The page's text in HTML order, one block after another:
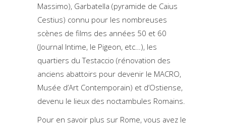
Massimo), Garbatella (pyramide de Caius
Cestius) connu pour les nombreuses
scènes de films des années 50 et 60
(Journal Intime, le Pigeon, etc…), les
quartiers du Testaccio (rénovation des
anciens abattoirs pour devenir le MACRO,
Musée d’Art Contemporain) et d’Ostiense,
devenu le lieux des noctambules Romains.
Pour en savoir plus sur Rome, vous avez le